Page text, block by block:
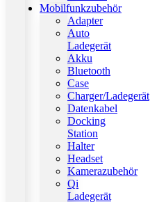
Mobilfunkzubehör
Adapter
Auto
Ladegerät
Akku
Bluetooth
Case
Charger/Ladegerät
Datenkabel
Docking
Station
Halter
Headset
Kamerazubehör
Qi
Ladegerät